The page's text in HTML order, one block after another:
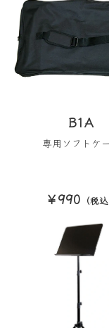
B1A
専用ソフトケ
￥990 （税込